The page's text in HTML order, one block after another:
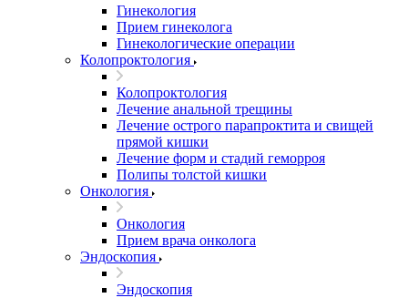
Гинекология
Прием гинеколога
Гинекологические операции
Колопроктология
Колопроктология
Лечение анальной трещины
Лечение острого парапроктита и свищей
прямой кишки
Лечение форм и стадий геморроя
Полипы толстой кишки
Онкология
Онкология
Прием врача онколога
Эндоскопия
Эндоскопия